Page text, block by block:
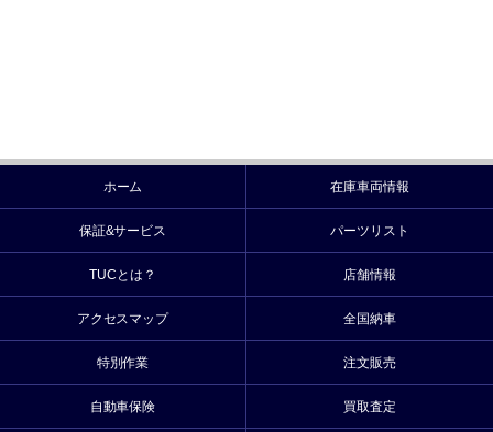
ホーム 在庫車両情報
保証&サービス パーツリスト
TUCとは？ 店舗情報
アクセスマップ 全国納車
特別作業 注文販売
自動車保険 買取査定